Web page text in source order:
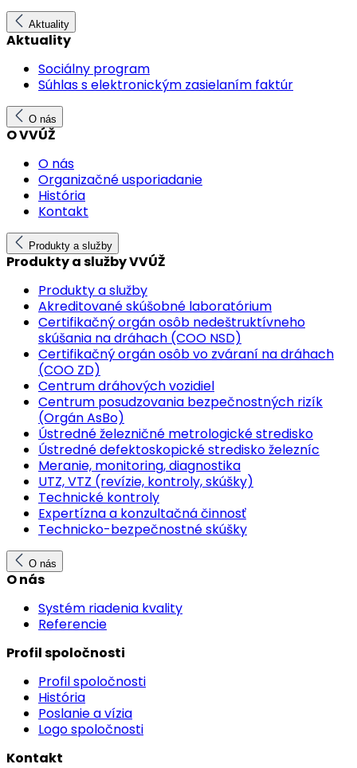
Aktuality
Aktuality
Sociálny program
Súhlas s elektronickým zasielaním faktúr
O nás
O VVÚŽ
O nás
Organizačné usporiadanie
História
Kontakt
Produkty a služby
Produkty a služby VVÚŽ
Produkty a služby
Akreditované skúšobné laboratórium
Certifikačný orgán osôb nedeštruktívneho
skúšania na dráhach (COO NSD)
Certifikačný orgán osôb vo zváraní na dráhach
(COO ZD)
Centrum dráhových vozidiel
Centrum posudzovania bezpečnostných rizík
(Orgán AsBo)
Ústredné železničné metrologické stredisko
Ústredné defektoskopické stredisko železníc
Meranie, monitoring, diagnostika
UTZ, VTZ (revízie, kontroly, skúšky)
Technické kontroly
Expertízna a konzultačná činnosť
Technicko-bezpečnostné skúšky
O nás
O nás
Systém riadenia kvality
Referencie
Profil spoločnosti
Profil spoločnosti
História
Poslanie a vízia
Logo spoločnosti
Kontakt